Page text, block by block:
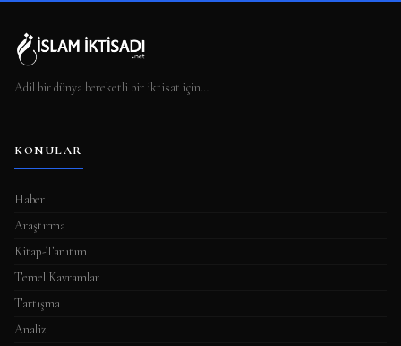
Adil bir dünya bereketli bir iktisat için…
KONULAR
Haber
Araştırma
Kitap-Tanıtım
Temel Kavramlar
Tartışma
Analiz